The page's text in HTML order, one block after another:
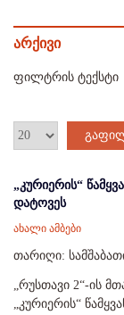
არქივი
ფილტრის ტექსტი
„კურიერის“
დატოვეს
ახალი ამბები
თარიღი:
„რუსთავი 2“-ის
„კურიერის“